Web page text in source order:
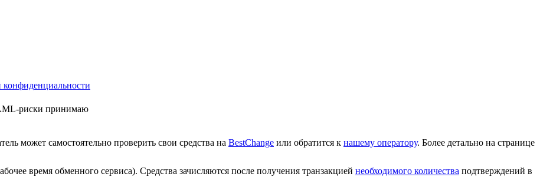
риски принимаю
может самостоятельно проверить свои средства на BestChange или обратится к нашему оператору. Более детально на странице
время обменного сервиса). Средства зачисляются после получения транзакцией необходимого количества подтверждений в